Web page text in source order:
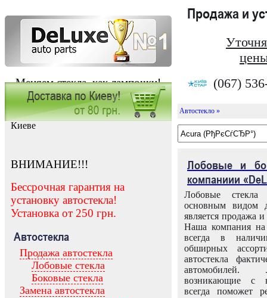
Меняем стекла, как лампочки!
Продажа и
(067)
Заказать установку автостекла в
Киеве
ВНИМАНИЕ!!!
Бессрочная гарантия на
установку автостекла!
Установка от 250 грн.
Автостекла
Продажа автостекла
Лобовые стекла
Боковые стекла
Замена автостекла
Автостекло »
Лобовые и
компаниии
Лобовые
основным видом
является продажа и
Наша компания на
всегда в
обширных
автостекла
возникающие с
всегда поможет